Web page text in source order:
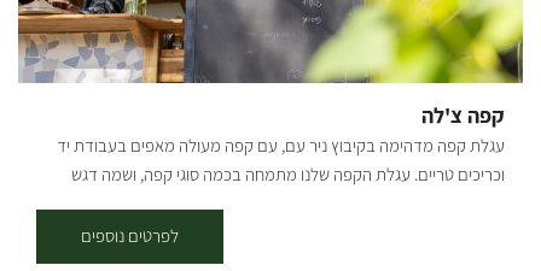
קפה צ'לה
עגלת קפה מדהימה בקיבוץ ניר עם, עם קפה מעולה מאפים בעבודת יד
וכריכים טריים. עגלת הקפה שלנו מתמחה בכמה סוגי קפה, ושמה דגש
הקולינרית שתמצאו אצלנו, תוכלו גם לחוות את השלווה שמעניק הקיבוץ
לפרטים נוספים